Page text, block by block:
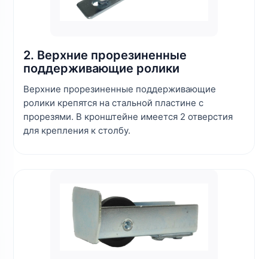
2. Верхние прорезиненные
поддерживающие ролики
Верхние прорезиненные поддерживающие
ролики крепятся на стальной пластине с
прорезями. В кронштейне имеется 2 отверстия
для крепления к столбу.